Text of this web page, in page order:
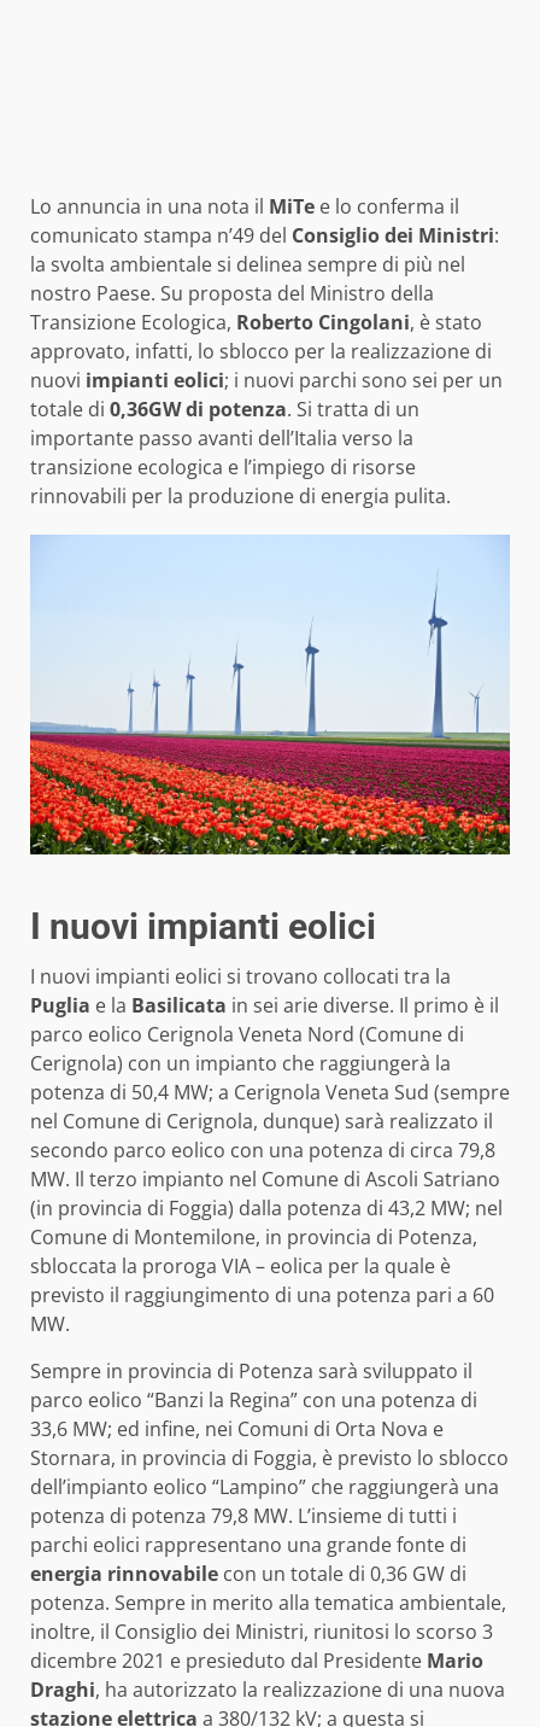
Lo annuncia in una nota il MiTe e lo conferma il
comunicato stampa n’49 del Consiglio dei Ministri:
la svolta ambientale si delinea sempre di più nel
nostro Paese. Su proposta del Ministro della
Transizione Ecologica, Roberto Cingolani, è stato
approvato, infatti, lo sblocco per la realizzazione di
nuovi impianti eolici; i nuovi parchi sono sei per un
totale di 0,36GW di potenza. Si tratta di un
importante passo avanti dell’Italia verso la
transizione ecologica e l’impiego di risorse
rinnovabili per la produzione di energia pulita.
I nuovi impianti eolici
I nuovi impianti eolici si trovano collocati tra la
Puglia e la Basilicata in sei arie diverse. Il primo è il
parco eolico Cerignola Veneta Nord (Comune di
Cerignola) con un impianto che raggiungerà la
potenza di 50,4 MW; a Cerignola Veneta Sud (sempre
nel Comune di Cerignola, dunque) sarà realizzato il
secondo parco eolico con una potenza di circa 79,8
MW. Il terzo impianto nel Comune di Ascoli Satriano
(in provincia di Foggia) dalla potenza di 43,2 MW; nel
Comune di Montemilone, in provincia di Potenza,
sbloccata la proroga VIA – eolica per la quale è
previsto il raggiungimento di una potenza pari a 60
MW.
Sempre in provincia di Potenza sarà sviluppato il
parco eolico “Banzi la Regina” con una potenza di
33,6 MW; ed infine, nei Comuni di Orta Nova e
Stornara, in provincia di Foggia, è previsto lo sblocco
dell’impianto eolico “Lampino” che raggiungerà una
potenza di potenza 79,8 MW. L’insieme di tutti i
parchi eolici rappresentano una grande fonte di
energia rinnovabile con un totale di 0,36 GW di
potenza. Sempre in merito alla tematica ambientale,
inoltre, il Consiglio dei Ministri, riunitosi lo scorso 3
dicembre 2021 e presieduto dal Presidente Mario
Draghi, ha autorizzato la realizzazione di una nuova
stazione elettrica a 380/132 kV; a questa si